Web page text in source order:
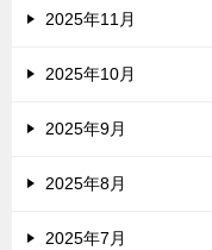
2025年11月
2025年10月
2025年9月
2025年8月
2025年7月